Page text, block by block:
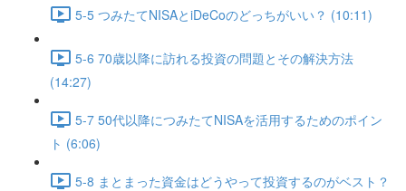
5-5 つみたてNISAとiDeCoのどっちがいい？ (10:11)
5-6 70歳以降に訪れる投資の問題とその解決方法
(14:27)
5-7 50代以降につみたてNISAを活用するためのポイン
ト (6:06)
5-8 まとまった資金はどうやって投資するのがベスト？